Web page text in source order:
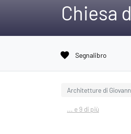
Chiesa
favorite Segnalibro
Architetture di
... e 9 di più